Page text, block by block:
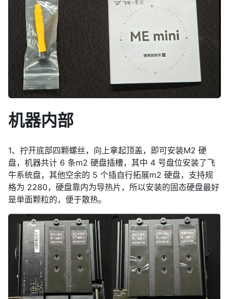
机器内部
1、拧开底部四颗螺丝，向上拿起顶盖，即可安装M2 硬
盘，机器共计 6 条m2 硬盘插槽，其中 4 号盘位安装了飞
牛系统盘，其他空余的 5 个插自行拓展m2 硬盘，支持规
格为 2280，硬盘靠内为导热片，所以安装的固态硬盘最好
是单面颗粒的，便于散热。